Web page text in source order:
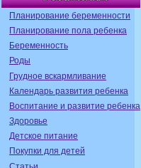
Планирование беременности
Планирование пола ребенка
Беременность
Роды
Грудное вскармливание
Календарь развития ребенка
Воспитание и развитие ребенка
Здоровье
Детское питание
Покупки для детей